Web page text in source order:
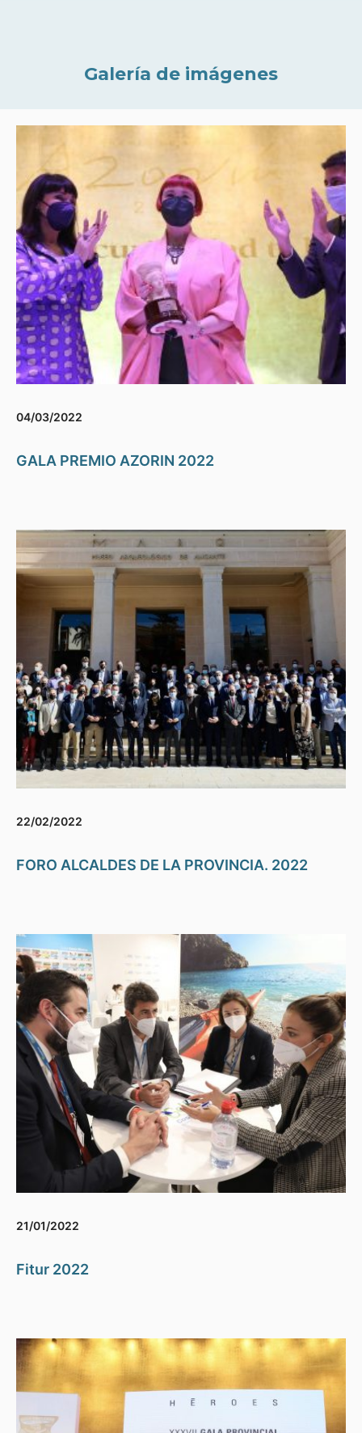
Galería de imágenes
04/03/2022
GALA PREMIO AZORIN 2022
22/02/2022
FORO ALCALDES DE LA PROVINCIA. 2022
21/01/2022
Fitur 2022